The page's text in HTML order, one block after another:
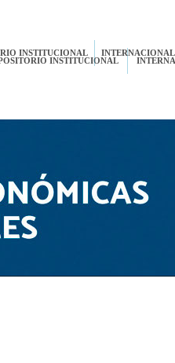
INSTITUCIONAL
INSTITUCIONAL